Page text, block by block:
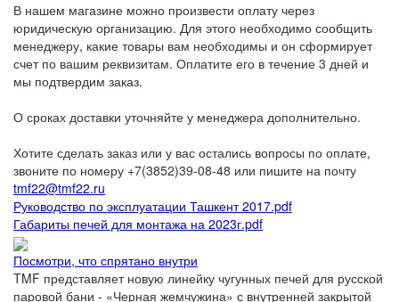
В нашем магазине можно произвести оплату через
юридическую организацию. Для этого необходимо сообщить
менеджеру, какие товары вам необходимы и он сформирует
счет по вашим реквизитам. Оплатите его в течение 3 дней и
мы подтвердим заказ.
О сроках доставки уточняйте у менеджера дополнительно.
Хотите сделать заказ или у вас остались вопросы по оплате,
звоните по номеру +7(3852)39-08-48 или пишите на почту
tmf22@tmf22.ru
Руководство по эксплуатации Ташкент 2017.pdf
Габариты печей для монтажа на 2023г.pdf
Посмотри, что спрятано внутри
TMF представляет новую линейку чугунных печей для русской
паровой бани - «Черная жемчужина» с внутренней закрытой